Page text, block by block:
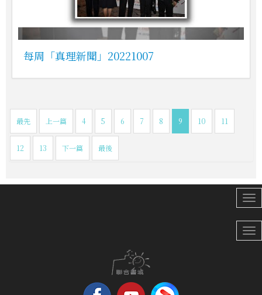
每周「真理新聞」20221007
最先 上一篇 4 5 6 7 8 9 10 11
12 13 下一篇 最後